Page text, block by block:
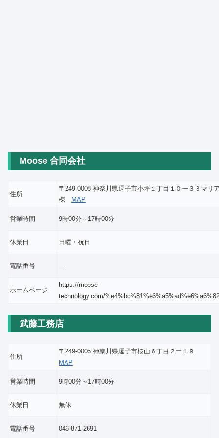
Moose 合同会社
住所
〒249-0008 神奈川県逗子市小坪１丁目１０ー３３マリ
棟
MAP
営業時間 9時00分～17時00分
休業日 日曜・祝日
電話番号 ―
ホームページ
https://moose-
technology.com/
武藤工務店
住所
〒249-0005 神奈川県逗子市桜山６丁目２ー１９
MAP
営業時間 9時00分～17時00分
休業日 無休
電話番号 046-871-2691